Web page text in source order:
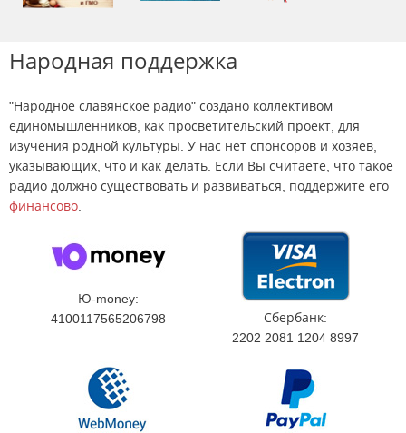
Народная поддержка
"Народное славянское радио" создано коллективом
единомышленников, как просветительский проект, для
изучения родной культуры. У нас нет спонсоров и хозяев,
указывающих, что и как делать. Если Вы считаете, что такое
радио должно существовать и развиваться, поддержите его
финансово.
Ю-money:
4100117565206798
Сбербанк:
2202 2081 1204 8997